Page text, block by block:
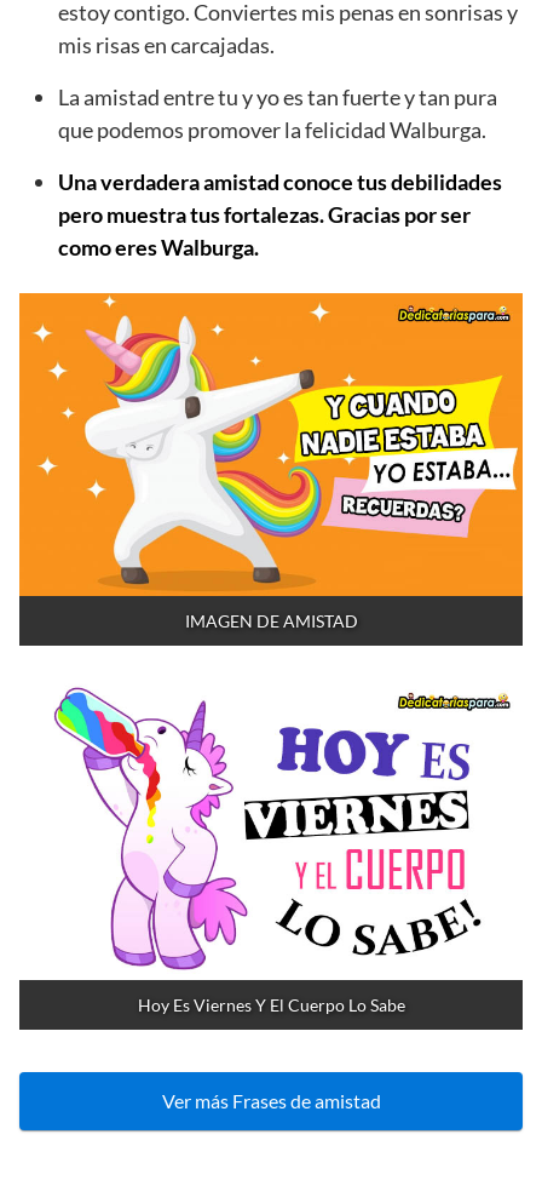
estoy contigo. Conviertes mis penas en sonrisas y
mis risas en carcajadas.
La amistad entre tu y yo es tan fuerte y tan pura
que podemos promover la felicidad Walburga.
Una verdadera amistad conoce tus debilidades
pero muestra tus fortalezas. Gracias por ser
como eres Walburga.
IMAGEN DE AMISTAD
Hoy Es Viernes Y El Cuerpo Lo Sabe
Ver más Frases de amistad